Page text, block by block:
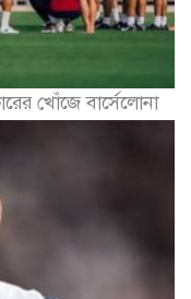
খোঁজে বার্সেলোনা